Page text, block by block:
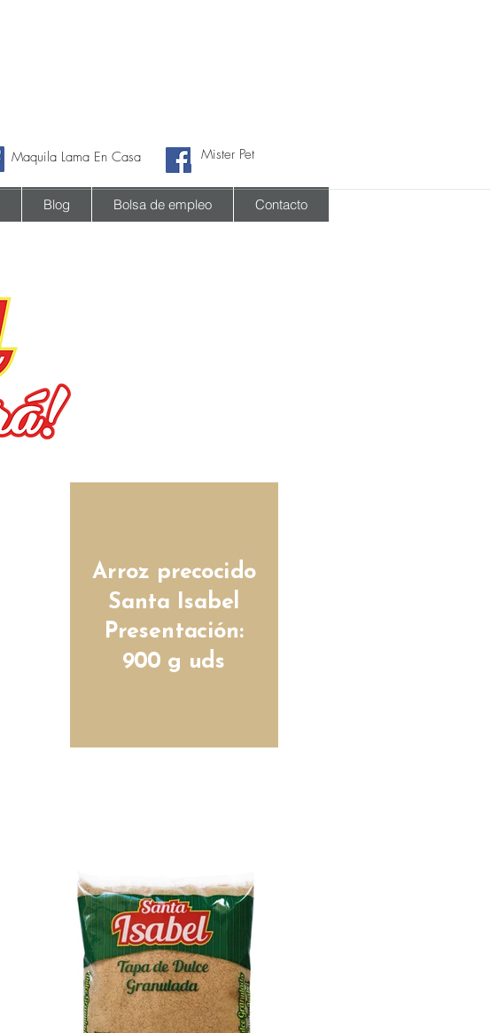
Maquila Lama En Casa Mister Pet
Blog Bolsa de empleo Contacto
Arroz precocido
Santa Isabel
Presentación:
900 g uds